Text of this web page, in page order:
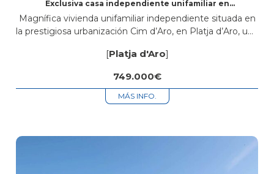
Exclusiva casa independiente unifamiliar en
Magnífica vivienda unifamiliar independiente situada en
la prestigiosa urbanización Cim d’Aro, en Platja d’Aro, una
para vivir todo el año o...
[Platja d'Aro]
749.000€
MÁS INFO.